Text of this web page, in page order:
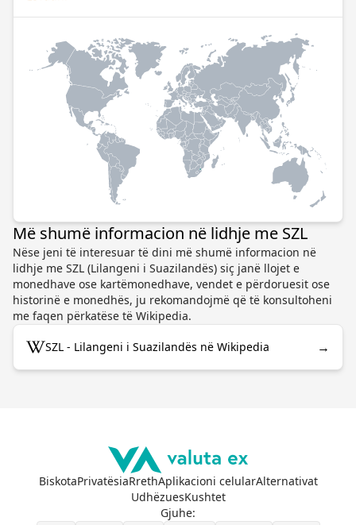
Më shumë informacion në lidhje me SZL
Nëse jeni të interesuar të dini më shumë informacion në
lidhje me SZL (Lilangeni i Suazilandës) siç janë llojet e
monedhave ose kartëmonedhave, vendet e përdoruesit ose
historinë e monedhës, ju rekomandojmë që të konsultoheni
me faqen përkatëse të Wikipedia.
SZL - Lilangeni i Suazilandës në Wikipedia →
BiskotaPrivatësiaRrethAplikacioni celularAlternativat
UdhëzuesKushtet
Gjuhe: